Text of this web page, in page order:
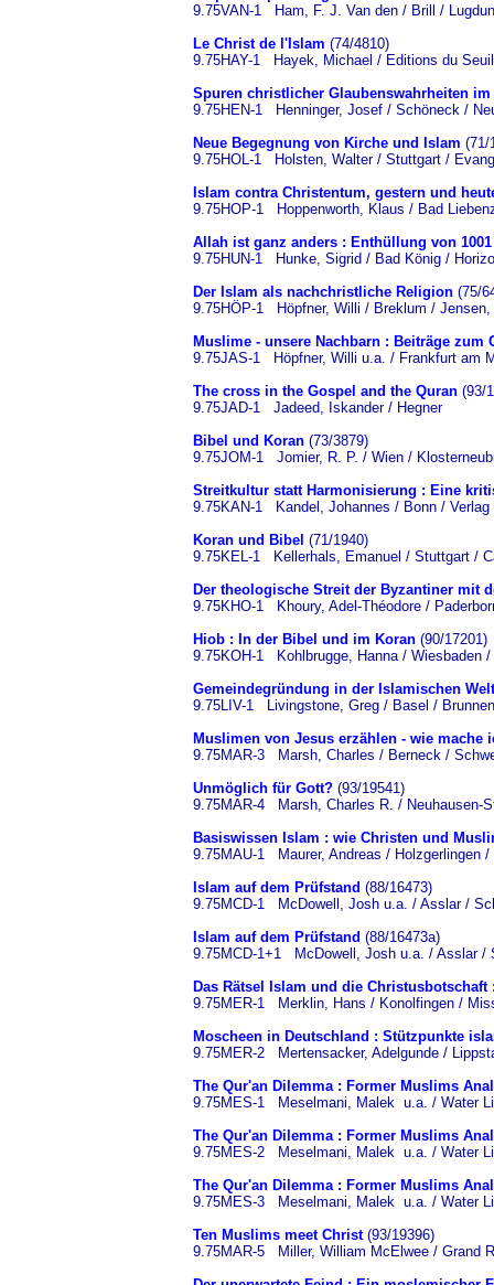
9.75VAN-1 Ham, F. J. Van den / Brill /
Le Christ de l'Islam (74/4810)
9.75HAY-1 Hayek, Michael / Editions du
Spuren christlicher Glaubenswahrheiten im
9.75HEN-1 Henninger, Josef / Schöneck /
Neue Begegnung von Kirche und Islam (71/
9.75HOL-1 Holsten, Walter / Stuttgart /
Islam contra Christentum, gestern und
9.75HOP-1 Hoppenworth, Klaus / Bad
Allah ist ganz anders : Enthüllung von
9.75HUN-1 Hunke, Sigrid / Bad König /
Der Islam als nachchristliche Religion (75/
9.75HÖP-1 Höpfner, Willi / Breklum / Jensen,
Muslime - unsere Nachbarn : Beiträge zum
9.75JAS-1 Höpfner, Willi u.a. / Frankfurt am
The cross in the Gospel and the Quran (93/
9.75JAD-1 Jadeed, Iskander / Hegner
Bibel und Koran (73/3879)
9.75JOM-1 Jomier, R. P. / Wien /
Streitkultur statt Harmonisierung : Eine
9.75KAN-1 Kandel, Johannes / Bonn /
Koran und Bibel (71/1940)
9.75KEL-1 Kellerhals, Emanuel / Stuttgart /
Der theologische Streit der Byzantiner mit
9.75KHO-1 Khoury, Adel-Théodore /
Hiob : In der Bibel und im Koran (90/17201)
9.75KOH-1 Kohlbrugge, Hanna / Wiesbaden /
Gemeindegründung in der Islamischen
9.75LIV-1 Livingstone, Greg / Basel /
Muslimen von Jesus erzählen - wie mache
9.75MAR-3 Marsh, Charles / Berneck /
Unmöglich für Gott? (93/19541)
9.75MAR-4 Marsh, Charles R. / Neuhausen-
Basiswissen Islam : wie Christen und
9.75MAU-1 Maurer, Andreas / Holzgerlingen /
Islam auf dem Prüfstand (88/16473)
9.75MCD-1 McDowell, Josh u.a. / Asslar /
Islam auf dem Prüfstand (88/16473a)
9.75MCD-1+1 McDowell, Josh u.a. / Asslar /
Das Rätsel Islam und die
9.75MER-1 Merklin, Hans / Konolfingen /
Moscheen in Deutschland : Stützpunkte
9.75MER-2 Mertensacker, Adelgunde /
The Qur'an Dilemma : Former Muslims
9.75MES-1 Meselmani, Malek u.a. / Water
The Qur'an Dilemma : Former Muslims
9.75MES-2 Meselmani, Malek u.a. / Water
The Qur'an Dilemma : Former Muslims
9.75MES-3 Meselmani, Malek u.a. / Water
Ten Muslims meet Christ(93/19396)
9.75MAR-5 Miller, William McElwee / Grand